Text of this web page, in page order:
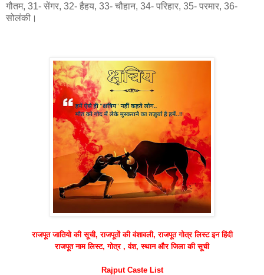
गौतम, 31- सेंगर, 32- हैहय, 33- चौहान, 34- परिहार, 35- परमार, 36-
सोलंकी।
राजपूत जातियो की सूची, राजपूतों की वंशावली, राजपूत गोत्र लिस्ट इन हिंदी
राजपूत नामलिस्ट, गोत्र , वंश, स्थान और जिला की सूची
Rajput Caste List